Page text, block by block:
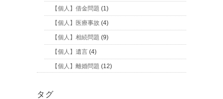
【個人】借金問題 (1)
【個人】医療事故 (4)
【個人】相続問題 (9)
【個人】遺言 (4)
【個人】離婚問題 (12)
タグ